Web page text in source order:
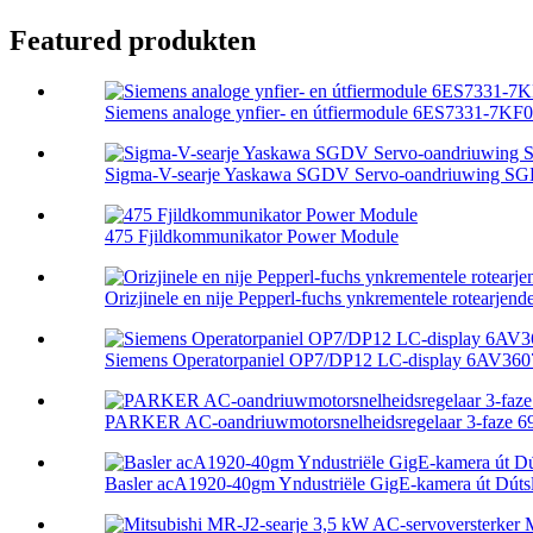
Featured produkten
Siemens analoge ynfier- en útfiermodule 6ES7331-
Sigma-V-searje Yaskawa SGDV Servo-oandriuwing
475 Fjildkommunikator Power Module
Orizjinele en nije Pepperl-fuchs ynkrementele
Siemens Operatorpaniel OP7/DP12 LC-display
PARKER AC-oandriuwmotorsnelheidsregelaar 3-faze
Basler acA1920-40gm Yndustriële GigE-kamera út